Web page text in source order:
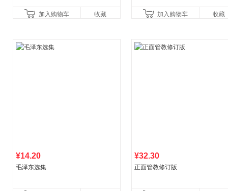
加入购物车 收藏
育书
加入购物车 收藏
¥14.20
毛泽东选集
¥32.30
正面管教修订版